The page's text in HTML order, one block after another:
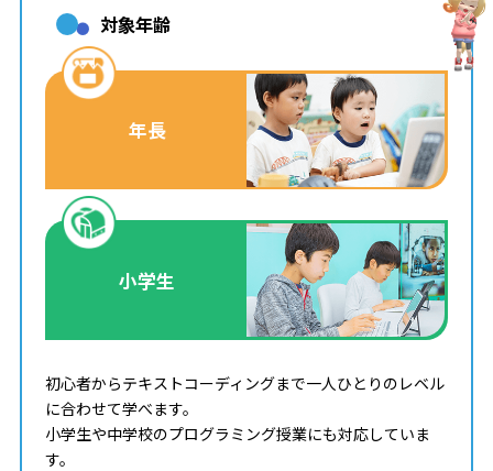
対象年齢
年長
小学生
初心者からテキストコーディングまで一人ひとりのレベル
に合わせて学べます。
小学生や中学校のプログラミング授業にも対応していま
す。